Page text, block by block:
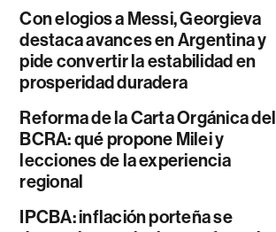
Con elogios a Messi, Georgieva
destaca avances en Argentina y
pide convertir la estabilidad en
prosperidad duradera
Reforma de la Carta Orgánica del
BCRA: qué propone Milei y
lecciones de la experiencia
regional
IPCBA: inflación porteña se